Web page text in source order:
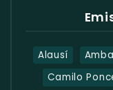
Alausí
Camilo